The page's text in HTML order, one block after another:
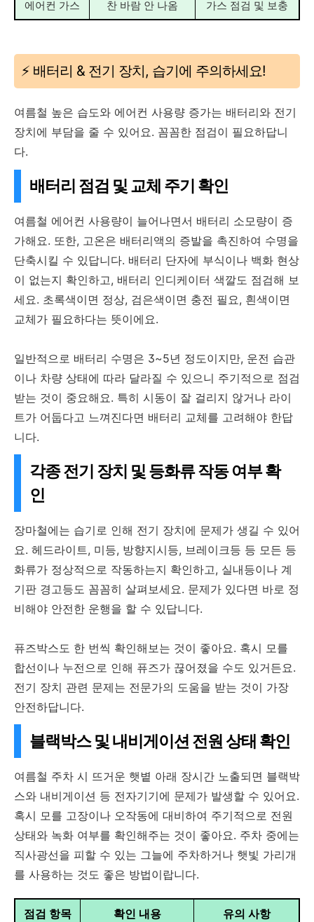
에어컨 가스 찬 바람 안 나옴 가스 점검 및 보충
⚡️ 배터리 & 전기 장치, 습기에 주의하세요!
여름철 높은 습도와 에어컨 사용량 증가는 배터리와 전기
장치에 부담을 줄 수 있어요. 꼼꼼한 점검이 필요하답니
다.
배터리 점검 및 교체 주기 확인
여름철 에어컨 사용량이 늘어나면서 배터리 소모량이 증
가해요. 또한, 고온은 배터리액의 증발을 촉진하여 수명을
단축시킬 수 있답니다. 배터리 단자에 부식이나 백화 현상
이 없는지 확인하고, 배터리 인디케이터 색깔도 점검해 보
세요. 초록색이면 정상, 검은색이면 충전 필요, 흰색이면
교체가 필요하다는 뜻이에요.
일반적으로 배터리 수명은 3~5년 정도이지만, 운전 습관
이나 차량 상태에 따라 달라질 수 있으니 주기적으로 점검
받는 것이 중요해요. 특히 시동이 잘 걸리지 않거나 라이
트가 어둡다고 느껴진다면 배터리 교체를 고려해야 한답
니다.
각종 전기 장치 및 등화류 작동 여부 확
인
장마철에는 습기로 인해 전기 장치에 문제가 생길 수 있어
요. 헤드라이트, 미등, 방향지시등, 브레이크등 등 모든 등
화류가 정상적으로 작동하는지 확인하고, 실내등이나 계
기판 경고등도 꼼꼼히 살펴보세요. 문제가 있다면 바로 정
비해야 안전한 운행을 할 수 있답니다.
퓨즈박스도 한 번씩 확인해보는 것이 좋아요. 혹시 모를
합선이나 누전으로 인해 퓨즈가 끊어졌을 수도 있거든요.
전기 장치 관련 문제는 전문가의 도움을 받는 것이 가장
안전하답니다.
블랙박스 및 내비게이션 전원 상태 확인
여름철 주차 시 뜨거운 햇볕 아래 장시간 노출되면 블랙박
스와 내비게이션 등 전자기기에 문제가 발생할 수 있어요.
혹시 모를 고장이나 오작동에 대비하여 주기적으로 전원
상태와 녹화 여부를 확인해주는 것이 좋아요. 주차 중에는
직사광선을 피할 수 있는 그늘에 주차하거나 햇빛 가리개
를 사용하는 것도 좋은 방법이랍니다.
점검 항목 확인 내용 유의 사항